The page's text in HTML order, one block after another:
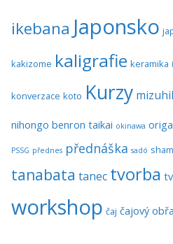
ikebana Japonsko
kakizome kaligrafie keramika
konverzace koto Kurzy
nihongo benron taikai okinawa
PSSG přednes přednáška sadó
tanabata tanec tvorba
workshop čaj čajový